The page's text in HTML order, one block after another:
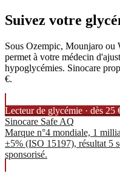
Suivez votre
Sous Ozempic, Mounjaro ou
permet à votre médecin
hypoglycémies. Sinocare
€.
Lecteur de glycémie · dès 25
Sinocare Safe AQ
Marque n°4 mondiale, 1
±5% (ISO 15197), résultat 5
sponsorisé.